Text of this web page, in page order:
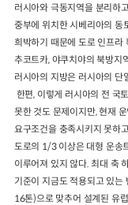
러시아와 극동지역을 분리하
중부에 위치한 시베리아의 동
희박하기 때문에 도로 인프라
추코트카, 야쿠치야의 북방지
러시아의 지방은 러시아의 단
한편, 이렇게 러시아의 전 국
못한 것도 문제이지만, 현재
요구조건을 충족시키지 못하
도로의 1/3 이상은 대형 운송
이루어져 있지 않다. 최대 축
기준이 지금도 적용되고 있는
16톤)으로 맞추어 설계된 유